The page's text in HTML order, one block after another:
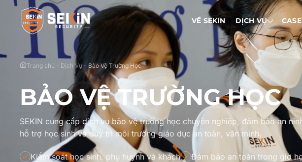
VỀ SEKIN DỊCH VỤ
Trang chủ - Dịch Vụ - Bảo Vệ Trường Học
BẢO VỆ TRƯỜNG HỌC
SEKIN cung cấp dịch vụ bảo vệ trường học chuyên nghiệp, đảm bảo an
hỗ trợ học sinh và duy trì môi trường giáo dục an toàn, văn minh.
Kiểm soát học sinh, phụ huynh và khách Đảm bảo an toàn trong giờ